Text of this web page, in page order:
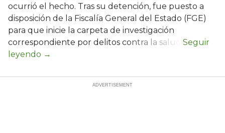
ocurrió el hecho. Tras su detención, fue puesto a
disposición de la Fiscalía General del Estado (FGE)
para que inicie la carpeta de investigación
correspondiente por delitos contra la salud.